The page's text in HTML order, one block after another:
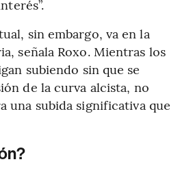
sin embargo, va en la
señala Roxo. Mientras los
subiendo sin que se
de la curva alcista, no
una subida significativa que